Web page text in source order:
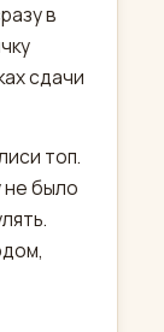
в
сдачи
топ.
не было